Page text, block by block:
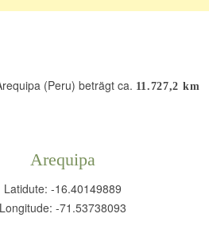
(Peru) beträgt ca. 11.727,2 km
Arequipa
Latidute: -16.40149889
Longitude: -71.53738093